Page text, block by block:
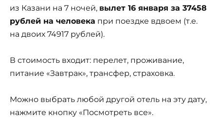
из Казани на 7 ночей, вылет 16 января за 37458
рублей на человека при поездке вдвоем (т.е.
на двоих 74917 рублей).
В стоимость входит: перелет, проживание,
питание «Завтрак», трансфер, страховка.
Можно выбрать любой другой отель на эту дату,
нажмите кнопку «Посмотреть все».